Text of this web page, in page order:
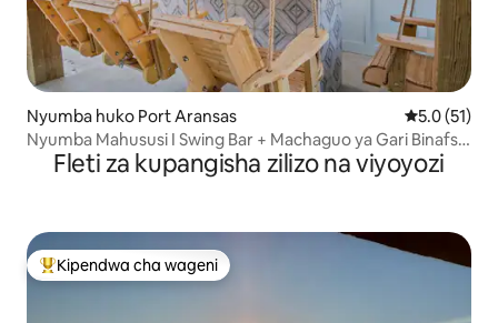
Nyumba huko Port Aransas Ukadiriaji
5.0 (51)
Nyumba Mahususi I Swing Bar + Machaguo ya Gari Binafsi
la Gofu
Fleti za kupangisha zilizo na viyoyozi
Kipendwa maarufu cha wageni
Kipendwa cha wageni